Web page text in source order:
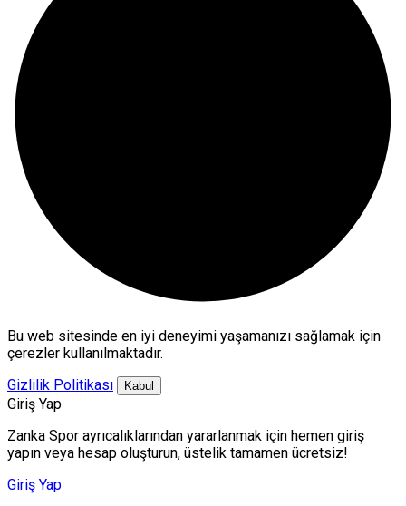
Bu web sitesinde en iyi deneyimi yaşamanızı sağlamak için
çerezler kullanılmaktadır.
Gizlilik Politikası
Kabul
Giriş Yap
Zanka Spor ayrıcalıklarından yararlanmak için hemen giriş
yapın veya hesap oluşturun, üstelik tamamen ücretsiz!
Giriş Yap